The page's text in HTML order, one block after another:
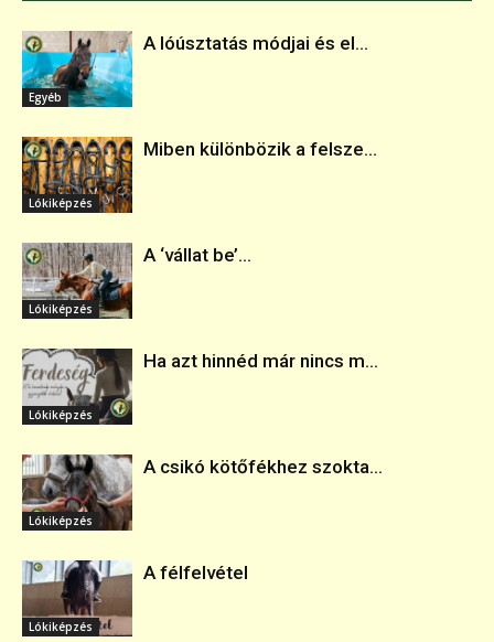
Egyéb
A lóúsztatás módjai és el...
Lókiképzés
Miben különbözik a felsze...
Lókiképzés
A ‘vállat be’...
Lókiképzés
Ha azt hinnéd már nincs m...
Lókiképzés
A csikó kötőfékhez szokta...
Lókiképzés
A félfelvétel